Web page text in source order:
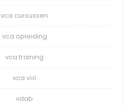
vca cursussen
vca opleiding
vca training
vca vol
vdab